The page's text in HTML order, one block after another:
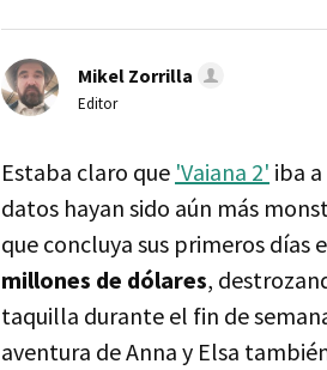
Mikel Zorrilla
Editor
Estaba claro que 'Vaiana 2' iba
datos hayan sido aún más
que concluya sus primeros días
millones de dólares,
taquilla durante el fin de
aventura de Anna y Elsa